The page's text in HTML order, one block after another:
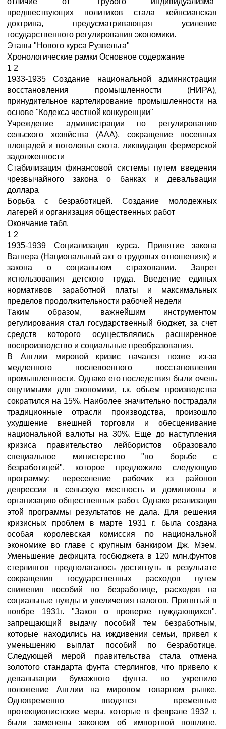
предшествующих политиков стала кейнсианская
доктрина, предусматривающая усиление
государственного регулирования экономики.
Этапы "Нового курса Рузвельта"
Хронологические рамки Основное содержание
1 2
1933-1935 Создание национальной администрации
восстановления промышленности (НИРА),
принудительное картелирование промышленности на
основе "Кодекса честной конкуренции"
Учреждение администрации по регулированию
сельского хозяйства (ААА), сокращение посевных
площадей и поголовья скота, ликвидация фермерской
задолженности
Стабилизация финансовой системы путем введения
чрезвычайного закона о банках и девальвации
доллара
Борьба с безработицей. Создание молодежных
лагерей и организация общественных работ
Окончание табл.
1 2
1935-1939 Социализация курса. Принятие закона
Вагнера (Национальный акт о трудовых отношениях) и
закона о социальном страховании. Запрет
использования детского труда. Введение единых
нормативов заработной платы и максимальных
пределов продолжительности рабочей недели
Таким образом, важнейшим инструментом
регулирования стал государственный бюджет, за счет
средств которого осуществлялись расширенное
воспроизводство и социальные преобразования.
В Англии мировой кризис начался позже из-за
медленного послевоенного восстановления
промышленности. Однако его последствия были очень
ощутимыми для экономики, т.к. объем производства
сократился на 15%. Наиболее значительно пострадали
традиционные отрасли производства, произошло
ухудшение внешней торговли и обесценивание
национальной валюты на 30%. Еще до наступления
кризиса правительство лейбористов образовало
специальное министерство "по борьбе с
безработицей", которое предложило следующую
программу: переселение рабочих из районов
депрессии в сельскую местность и доминионы и
организацию общественных работ. Однако реализация
этой программы результатов не дала. Для решения
кризисных проблем в марте 1931 г. была создана
особая королевская комиссия по национальной
экономике во главе с крупным банкиром Дж. Мэем.
Уменьшение дефицита госбюджета в 120 млн.фунтов
стерлингов предполагалось достигнуть в результате
сокращения государственных расходов путем
снижения пособий по безработице, расходов на
социальные нужды и увеличения налогов. Принятый в
ноябре 1931г. "Закон о проверке нуждающихся",
запрещающий выдачу пособий тем безработным,
которые находились на иждивении семьи, привел к
уменьшению выплат пособий по безработице.
Следующей мерой правительства стала отмена
золотого стандарта фунта стерлингов, что привело к
девальвации бумажного фунта, но укрепило
положение Англии на мировом товарном рынке.
Одновременно вводятся временные
протекционистские меры, которые в феврале 1932 г.
были заменены законом об импортной пошлине,